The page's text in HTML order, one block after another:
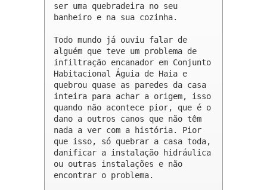
ser uma quebradeira no seu
banheiro e na sua cozinha.
Todo mundo já ouviu falar de
alguém que teve um problema de
infiltração encanador em Conjunto
Habitacional Águia de Haia e
quebrou quase as paredes da casa
inteira para achar a origem, isso
quando não acontece pior, que é o
dano a outros canos que não têm
nada a ver com a história. Pior
que isso, só quebrar a casa toda,
danificar a instalação hidráulica
ou outras instalações e não
encontrar o problema.